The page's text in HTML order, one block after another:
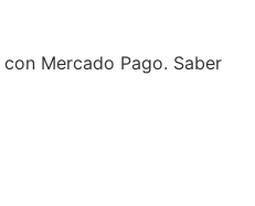
con Mercado Pago. Saber